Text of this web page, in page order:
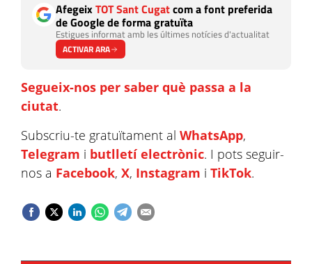
AfegeixTOT Sant Cugatcom a font preferida
de Google de forma gratuïta
Estigues informat amb les últimes notícies d'actualitat
ACTIVAR ARA
Segueix-nos per saber què passa a la
ciutat.
Subscriu-te gratuïtament al WhatsApp,
Telegram i butlletí electrònic. I pots seguir-
nos a Facebook, X, Instagram i TikTok.